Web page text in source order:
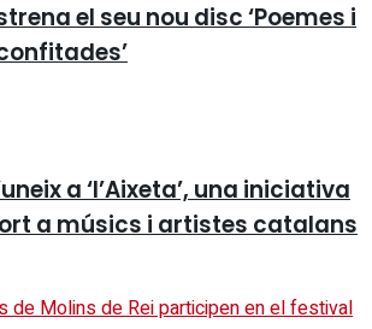
el seu nou disc ‘Poemes i
a ‘l’Aixeta’, una iniciativa
a músics i artistes catalans